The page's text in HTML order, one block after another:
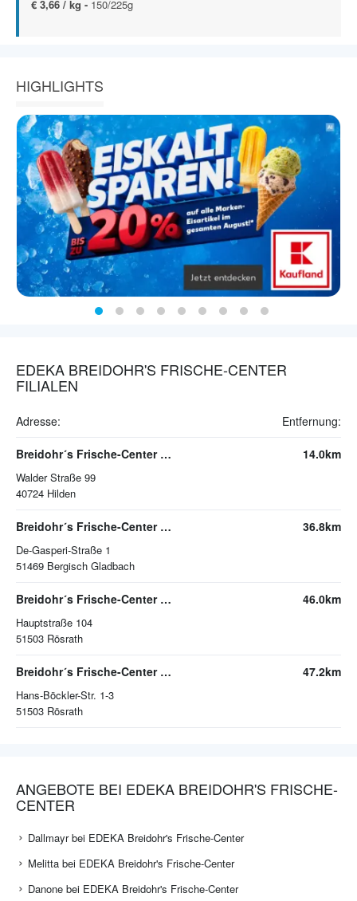
€ 3,66 / kg - 150/225g
HIGHLIGHTS
EDEKA BREIDOHR'S FRISCHE-CENTER
FILIALEN
Adresse: Entfernung:
Breidohr´s Frische-Center Hilden
Walder Straße 99
40724 Hilden
14.0km
Breidohr´s Frische-Center Bergisch Gladbach
De-Gasperi-Straße 1
51469 Bergisch Gladbach
36.8km
Breidohr´s Frische-Center Rösrath
Hauptstraße 104
51503 Rösrath
46.0km
Breidohr´s Frische-Center Roesrath
Hans-Böckler-Str. 1-3
51503 Rösrath
47.2km
ANGEBOTE BEI EDEKA BREIDOHR'S FRISCHE-
CENTER
Dallmayr bei EDEKA Breidohr's Frische-Center
Melitta bei EDEKA Breidohr's Frische-Center
Danone bei EDEKA Breidohr's Frische-Center